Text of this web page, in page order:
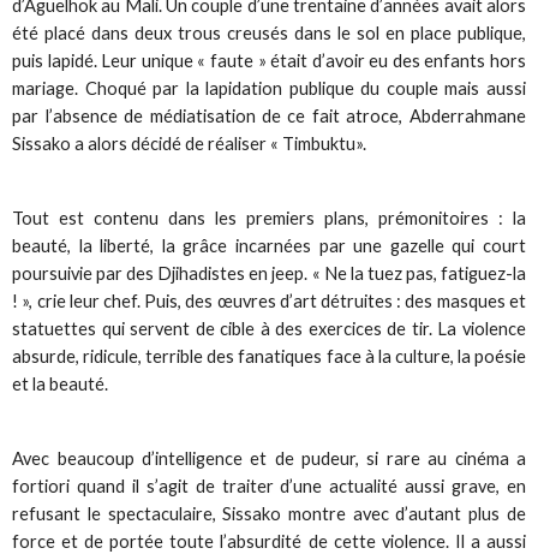
d’Aguelhok au Mali. Un couple d’une trentaine d’années avait alors
été placé dans deux trous creusés dans le sol en place publique,
puis lapidé. Leur unique « faute » était d’avoir eu des enfants hors
mariage. Choqué par la lapidation publique du couple mais aussi
par l’absence de médiatisation de ce fait atroce, Abderrahmane
Sissako a alors décidé de réaliser « Timbuktu».
Tout est contenu dans les premiers plans, prémonitoires : la
beauté, la liberté, la grâce incarnées par une gazelle qui court
poursuivie par des Djihadistes en jeep. « Ne la tuez pas, fatiguez-la
! », crie leur chef. Puis, des œuvres d’art détruites : des masques et
statuettes qui servent de cible à des exercices de tir. La violence
absurde, ridicule, terrible des fanatiques face à la culture, la poésie
et la beauté.
Avec beaucoup d’intelligence et de pudeur, si rare au cinéma a
fortiori quand il s’agit de traiter d’une actualité aussi grave, en
refusant le spectaculaire, Sissako montre avec d’autant plus de
force et de portée toute l’absurdité de cette violence. Il a aussi